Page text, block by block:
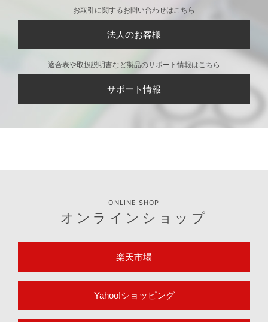
お取引に関するお問い合わせはこちら
法人のお客様
適合表や取扱説明書など製品のサポート情報はこちら
サポート情報
ONLINE SHOP
オンラインショップ
楽天市場
Yahoo!ショッピング